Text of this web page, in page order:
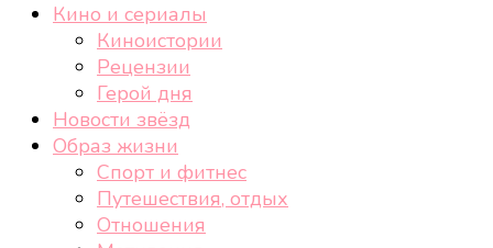
Кино и сериалы
Киноистории
Рецензии
Герой дня
Новости звёзд
Образ жизни
Спорт и фитнес
Путешествия, отдых
Отношения